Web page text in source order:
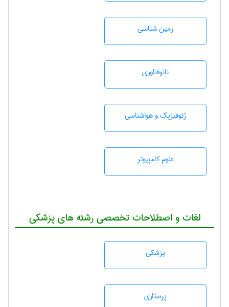
زمين شناسی
نانوفناوری
ژئوفيزيك و هواشناسی
علوم کامپیوتر
لغات و اصطلاحات تخصصی رشته های پزشکی
پزشكی
پرستاری